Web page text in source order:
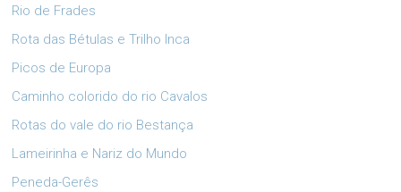
Rio de Frades
Rota das Bétulas e Trilho Inca
Picos de Europa
Caminho colorido do rio Cavalos
Rotas do vale do rio Bestança
Lameirinha e Nariz do Mundo
Peneda-Gerês